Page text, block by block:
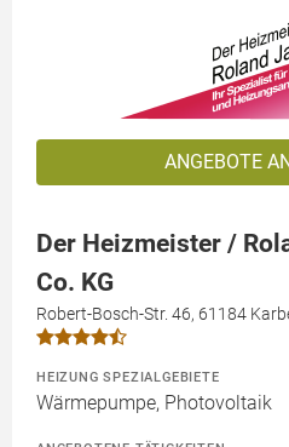
ANGEBOTE
Der Heizmeister /
Co. KG
Robert-Bosch-Str. 46, 61184
HEIZUNG SPEZIALGEBIETE
Wärmepumpe, Photovoltaik